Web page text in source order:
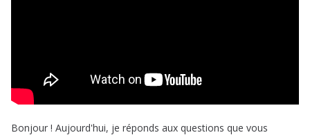
Bonjour ! Aujourd'hui, je réponds aux questions que vous